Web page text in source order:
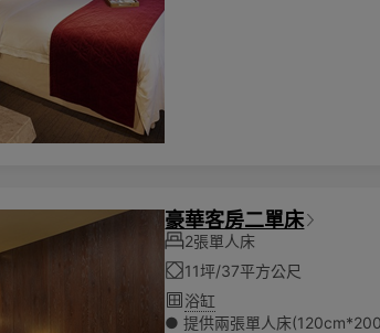
豪華客房二單床
2張單人床
11坪/37平方公尺
浴缸
● 提供兩張單人床